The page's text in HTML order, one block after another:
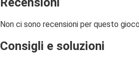
Non ci sono recensioni per questo gioco
Consigli e soluzioni